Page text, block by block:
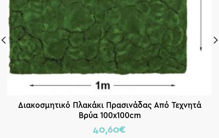
Διακοσμητικό Πλακάκι Πρασινάδας Από Τεχνητά
Βρύα 100x100cm
40,60€